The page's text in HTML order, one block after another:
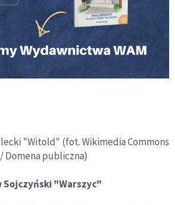
"Witold" (fot. Wikimedia Commons
/ Domena publiczna)
Sojczyński "Warszyc"